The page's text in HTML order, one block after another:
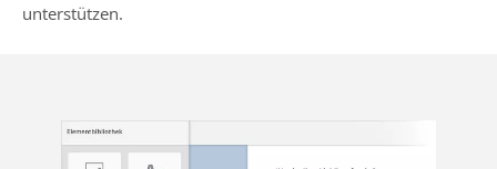
unterstützen.